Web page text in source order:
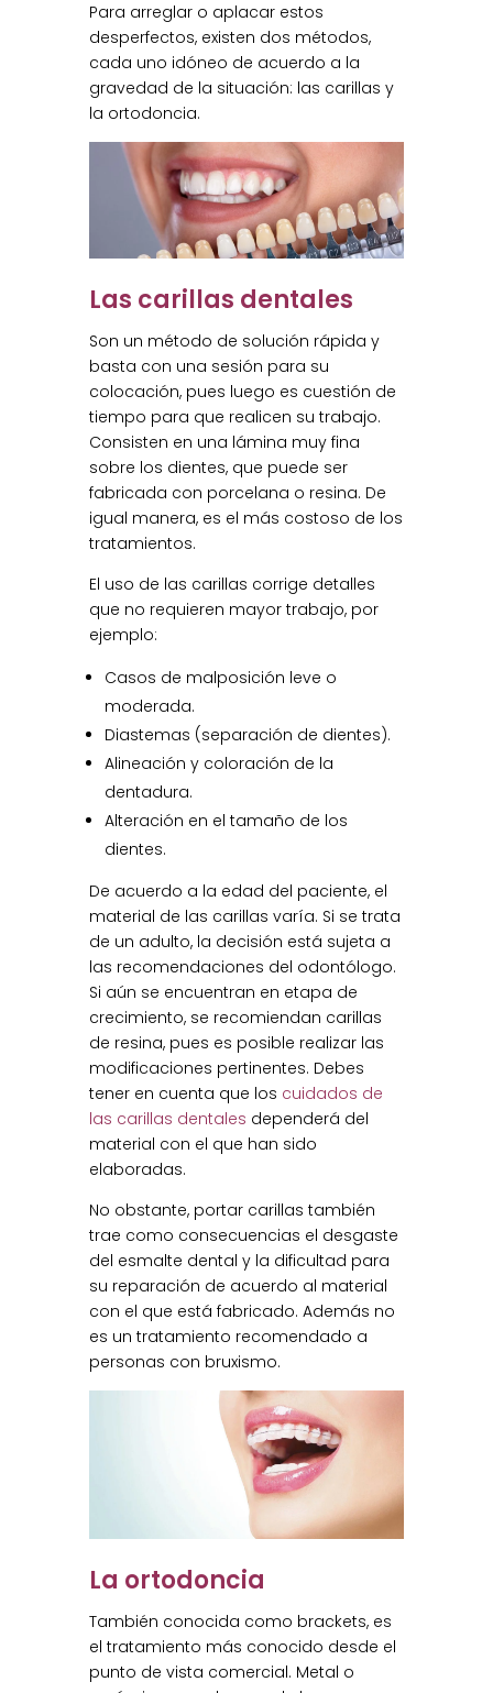
Para arreglar o aplacar estos
desperfectos, existen dos métodos,
cada uno idóneo de acuerdo a la
gravedad de la situación: las carillas y
la ortodoncia.
Las carillas dentales
Son un método de solución rápida y
basta con una sesión para su
colocación, pues luego es cuestión de
tiempo para que realicen su trabajo.
Consisten en una lámina muy fina
sobre los dientes, que puede ser
fabricada con porcelana o resina. De
igual manera, es el más costoso de los
tratamientos.
El uso de las carillas corrige detalles
que no requieren mayor trabajo, por
ejemplo:
Casos de malposición leve o
moderada.
Diastemas (separación de dientes).
Alineación y coloración de la
dentadura.
Alteración en el tamaño de los
dientes.
De acuerdo a la edad del paciente, el
material de las carillas varía. Si se trata
de un adulto, la decisión está sujeta a
las recomendaciones del odontólogo.
Si aún se encuentran en etapa de
crecimiento, se recomiendan carillas
de resina, pues es posible realizar las
modificaciones pertinentes. Debes
tener en cuenta que los cuidados de
las carillas dentales dependerá del
material con el que han sido
elaboradas.
No obstante, portar carillas también
trae como consecuencias el desgaste
del esmalte dental y la dificultad para
su reparación de acuerdo al material
con el que está fabricado. Además no
es un tratamiento recomendado a
personas con bruxismo.
La ortodoncia
También conocida como brackets, es
el tratamiento más conocido desde el
punto de vista comercial. Metal o